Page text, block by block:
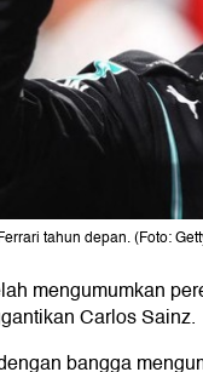
tahun depan. (Foto:
mengumumkan
Carlos Sainz.
bangga